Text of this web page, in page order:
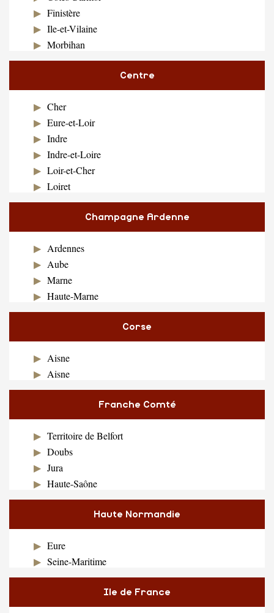
Finistère
Ile-et-Vilaine
Morbihan
Centre
Cher
Eure-et-Loir
Indre
Indre-et-Loire
Loir-et-Cher
Loiret
Champagne Ardenne
Ardennes
Aube
Marne
Haute-Marne
Corse
Aisne
Aisne
Franche Comté
Territoire de Belfort
Doubs
Jura
Haute-Saône
Haute Normandie
Eure
Seine-Maritime
Ile de France